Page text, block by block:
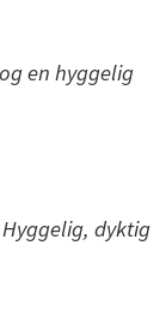
en hyggelig
dyktig